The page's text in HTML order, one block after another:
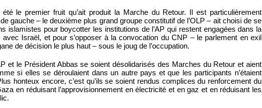
le premier fruit qu’ait produit la Marche du Retour. Il est particulièrement
gauche – le deuxième plus grand groupe constitutif de l’OLP – ait choisi de se
islamistes pour boycotter les institutions de l’AP qui restent engagées dans la
avec Israël, et pour s’opposer à la convocation du CNP – le parlement en exil
de décision le plus haut – sous le joug de l’occupation.
et le Président Abbas se soient désolidarisés des Marches du Retour et aient
si elles se déroulaient dans un autre pays et que les participants n’étaient
honteux encore, c’est qu’ils se soient rendus complices du renforcement du
en réduisant l’approvisionnement en électricité et en gaz et en réduisant les